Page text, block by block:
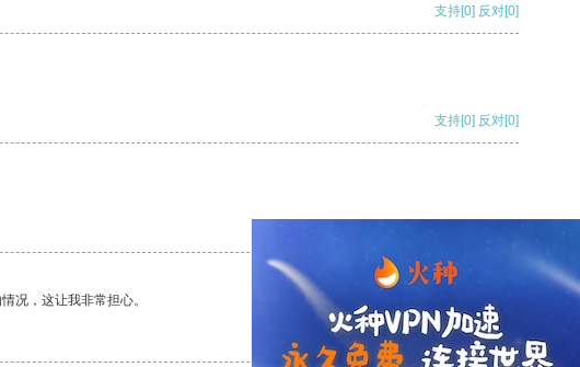
支持[0] 反对[0]
支持[0] 反对[0]
况，这让我非常担心。
支持 [0] 反对 [0]